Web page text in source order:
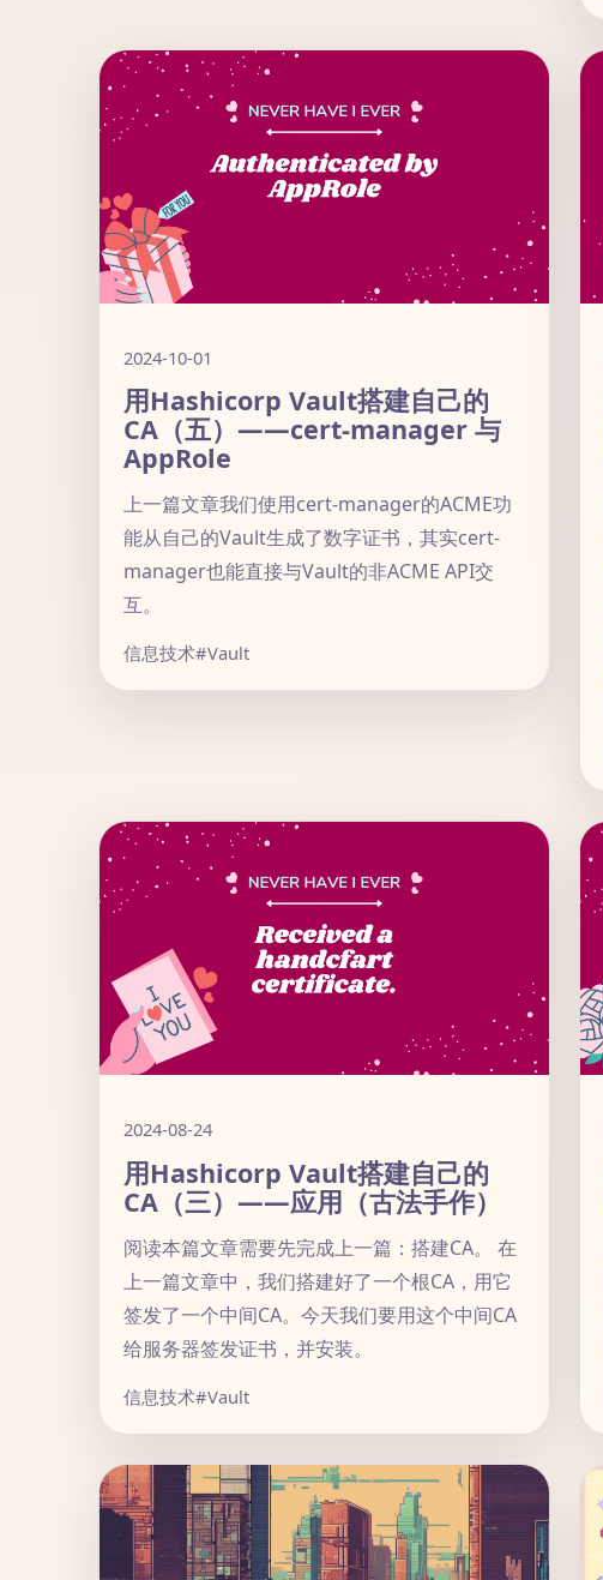
2024-10-01
用Hashicorp Vault搭建自己的
CA（五）——cert-manager 与
AppRole
上一篇文章我们使用cert-manager的ACME功
能从自己的Vault生成了数字证书，其实cert-
manager也能直接与Vault的非ACME API交
互。
信息技术#Vault
2024-08-24
用Hashicorp Vault搭建自己的
CA（三）——应用（古法手作）
阅读本篇文章需要先完成上一篇：搭建CA。 在
上一篇文章中，我们搭建好了一个根CA，用它
签发了一个中间CA。今天我们要用这个中间CA
给服务器签发证书，并安装。
信息技术#Vault